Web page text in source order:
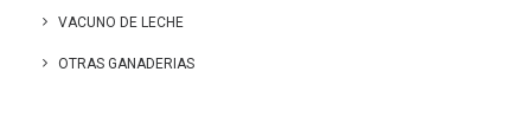
VACUNO DE LECHE
OTRAS GANADERIAS